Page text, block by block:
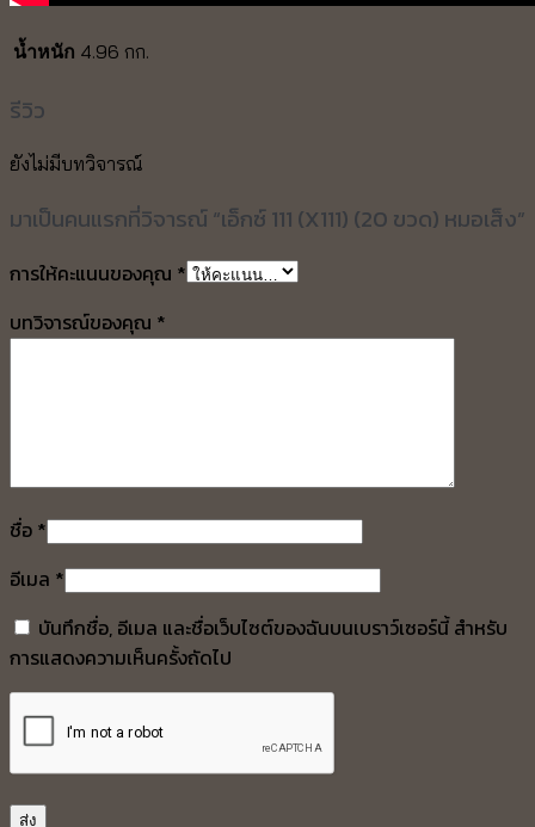
น้ำหนัก 4.96 กก.
รีวิว
ยังไม่มีบทวิจารณ์
มาเป็นคนแรกที่วิจารณ์ “เอ็กซ์ 111 (X111) (20 ขวด) หมอเส็ง”
การให้คะแนนของคุณ *
บทวิจารณ์ของคุณ *
ชื่อ *
อีเมล *
บันทึกชื่อ, อีเมล และชื่อเว็บไซต์ของฉันบนเบราว์เซอร์นี้ สำหรับ
การแสดงความเห็นครั้งถัดไป